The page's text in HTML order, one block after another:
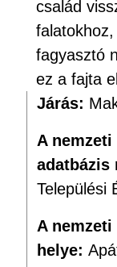
család
fagyasztó
ez a fajta
Járás:
A
adatbázis
Települési
A
helye: